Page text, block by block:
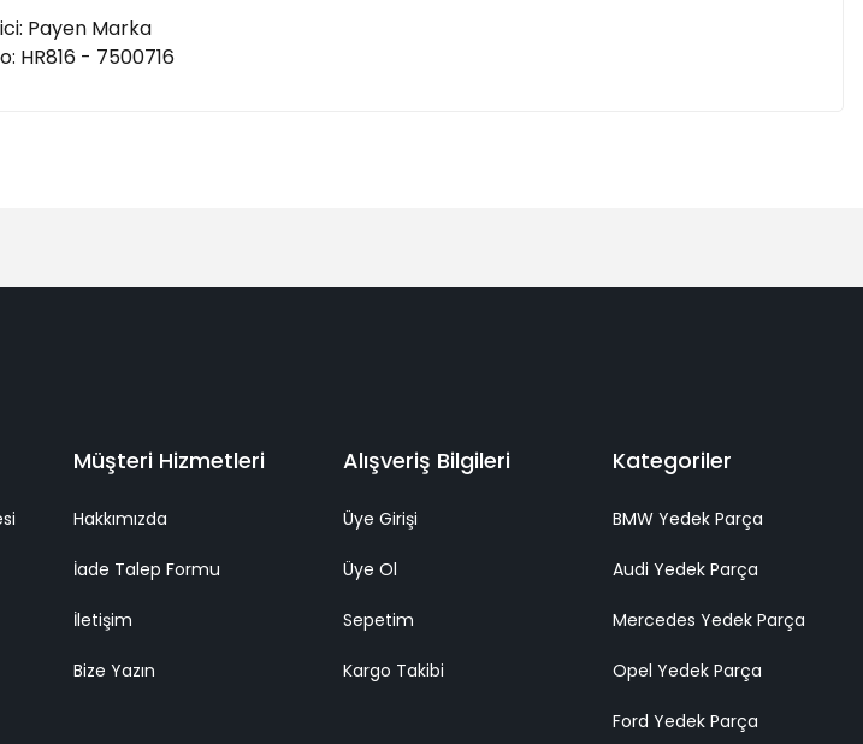
Payen Marka
HR816 - 7500716
Müşteri Hizmetleri
Hakkımızda
İade Talep Formu
İletişim
Bize Yazın
Alışveriş Bilgileri
Üye Girişi
Üye Ol
Sepetim
Kargo Takibi
Kategoriler
BMW Yedek Parça
Audi Yedek Parça
Mercedes Yedek Parça
Opel Yedek Parça
Ford Yedek Parça